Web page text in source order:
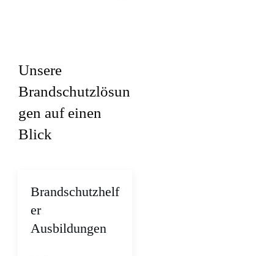
und Inhalte entsperren
Unsere
Brandschutzlösun
gen auf einen
Blick
Brandschutzhelf
er
Ausbildungen